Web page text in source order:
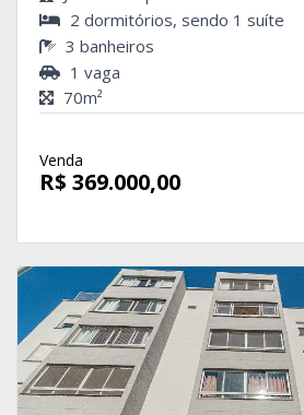
2 dormitórios, sendo 1 suíte
3 banheiros
1 vaga
70m²
Venda
R$ 369.000,00